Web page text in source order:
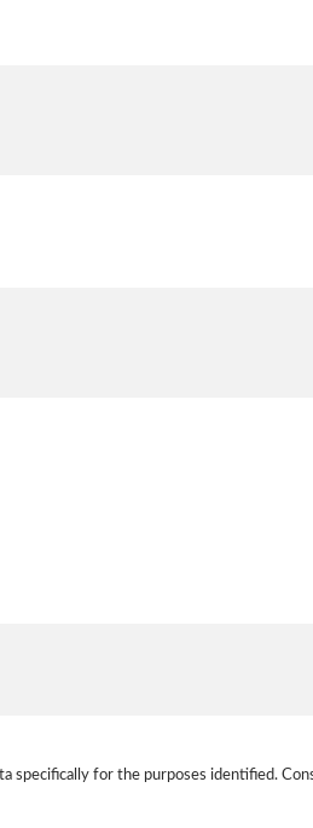
for the purposes identified.